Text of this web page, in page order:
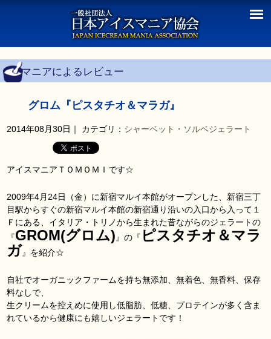
マニアによるレビュー
グロム『ピスタチオ＆マラガ』
2014年08月30日 ｜ カテゴリ： シャーベット・ソルベジェラート
アイスマニアＴＯＭＯＭＩです☆
2009年4月24日（金）に新宿マルイ本館がオープンした、新宿三丁
目駅からすぐの新宿マルイ本館の新宿通り沿いの入口から入って１
Ｆにある、イタリア・トリノから生まれた昔ながらのジェラートの
『GROM(グロム) 』の『 ピスタチオ＆マラ
ガ』を紹介☆
自社でオーガニックファームを持ち無添加、無着色、無香料、保存
料なしで、
生クリームを控えめに使用し低脂肪、低糖、プロテインが多く含ま
れているから健康にも嬉しいジェラートです！